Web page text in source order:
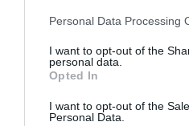
Personal Data Processing
I want to opt-out of the
personal data.
Opted In
I want to opt-out of the
Personal Data.